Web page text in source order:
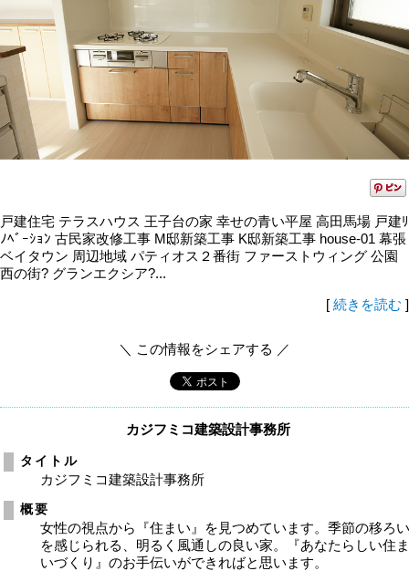
戸建住宅 テラスハウス 王子台の家 幸せの青い平屋 高田馬場 戸建ﾘ
ﾉﾍﾞｰｼｮﾝ 古民家改修工事 M邸新築工事 K邸新築工事 house-01 幕張
ベイタウン 周辺地域 パティオス２番街 ファーストウィング 公園
西の街? グランエクシア?...
[ 続きを読む ]
＼ この情報をシェアする ／
カジフミコ建築設計事務所
タイトル
カジフミコ建築設計事務所
概要
女性の視点から『住まい』を見つめています。季節の移ろ
を感じられる、明るく風通しの良い家。『あなたらしい住
いづくり』のお手伝いができればと思います。